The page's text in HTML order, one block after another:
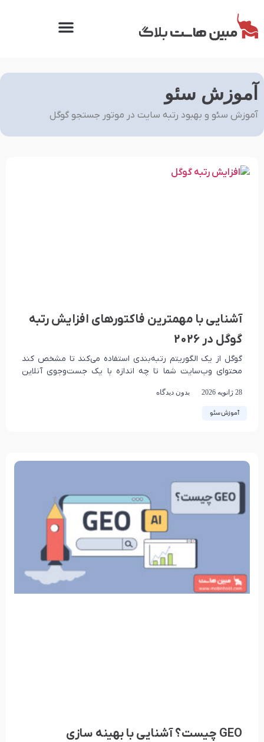
آموزش سئو
آموزش سئو و بهبود رتبه سایت در موتور جستجو گوگل
آموزش سئو
آشنایی با مهمترین فاکتورهای افزایش رتبه
گوگل در 2026
گوگل از یک الگوریتم رتبه‌بندی استفاده می‌کند تا مشخص کند
محتوای وب‌سایت شما تا چه اندازه با یک جست‌وجوی آنلاین
28 ژانویه 2026 بدون دیدگاه
GEO چیست؟ آشنایی با بهینه سازی